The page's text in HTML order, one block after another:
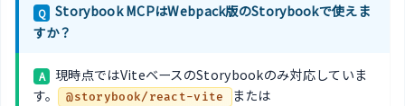
Q
Storybook MCPはWebpack版のStorybookで使えま
すか？
A
現時点ではViteベースのStorybookのみ対応していま
す。 @storybook/react-vite または